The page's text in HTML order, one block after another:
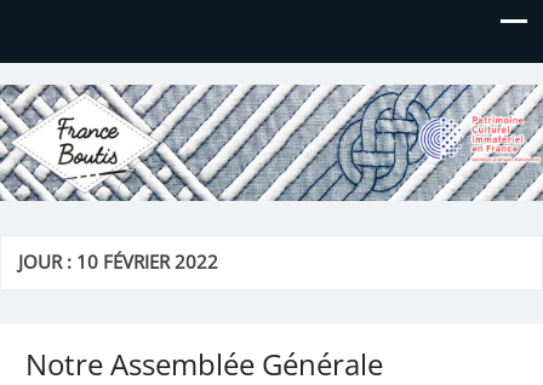
France Boutis
Le site de France Boutis
JOUR : 10 FÉVRIER 2022
Notre Assemblée Générale